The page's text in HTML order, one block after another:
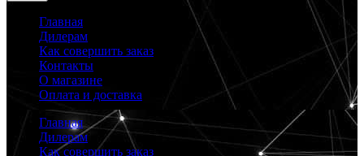
Главная
Дилерам
Как совершить заказ
Контакты
О магазине
Оплата и доставка
Главная
Дилерам
Как совершить заказ